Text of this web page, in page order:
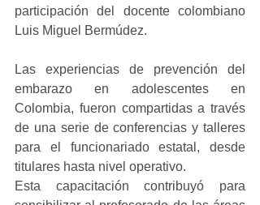
participación del docente colombiano
Luis Miguel Bermúdez.
Las experiencias de prevención del
embarazo en adolescentes en
Colombia, fueron compartidas a través
de una serie de conferencias y talleres
para el funcionariado estatal, desde
titulares hasta nivel operativo.
Esta capacitación contribuyó para